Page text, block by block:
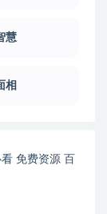
慧
相
免费资源 百